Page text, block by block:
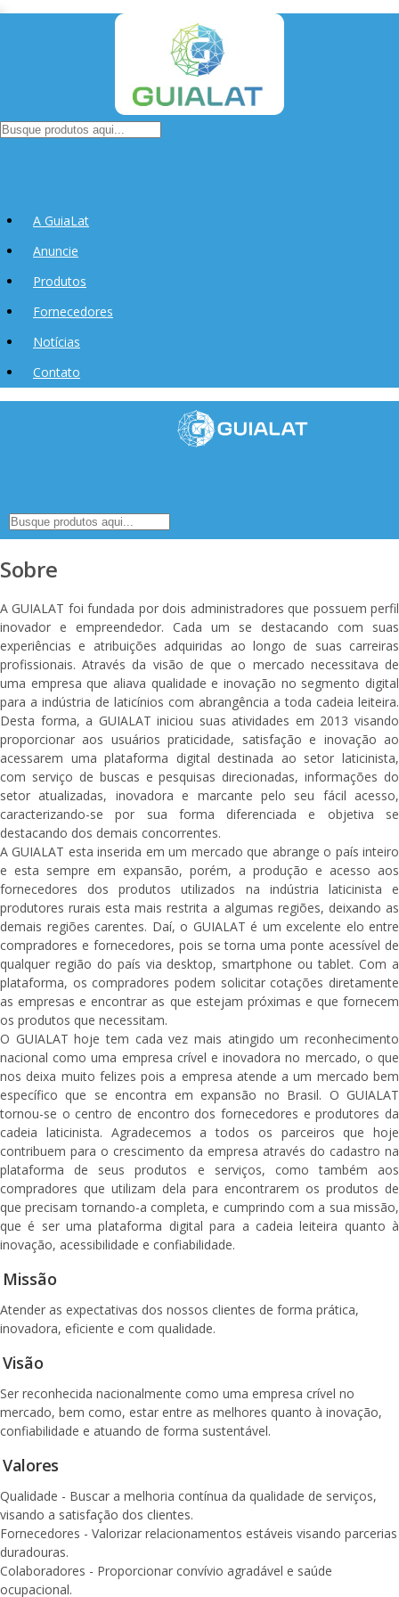
A GuiaLat
Anuncie
Produtos
Fornecedores
Notícias
Contato
Sobre
A GUIALAT foi fundada por dois administradores que possuem perfil
inovador e empreendedor. Cada um se destacando com suas
experiências e atribuições adquiridas ao longo de suas carreiras
profissionais. Através da visão de que o mercado necessitava de
uma empresa que aliava qualidade e inovação no segmento digital
para a indústria de laticínios com abrangência a toda cadeia leiteira.
Desta forma, a GUIALAT iniciou suas atividades em 2013 visando
proporcionar aos usuários praticidade, satisfação e inovação ao
acessarem uma plataforma digital destinada ao setor laticinista,
com serviço de buscas e pesquisas direcionadas, informações do
setor atualizadas, inovadora e marcante pelo seu fácil acesso,
caracterizando-se por sua forma diferenciada e objetiva se
destacando dos demais concorrentes.
A GUIALAT esta inserida em um mercado que abrange o país inteiro
e esta sempre em expansão, porém, a produção e acesso aos
fornecedores dos produtos utilizados na indústria laticinista e
produtores rurais esta mais restrita a algumas regiões, deixando as
demais regiões carentes. Daí, o GUIALAT é um excelente elo entre
compradores e fornecedores, pois se torna uma ponte acessível de
qualquer região do país via desktop, smartphone ou tablet. Com a
plataforma, os compradores podem solicitar cotações diretamente
as empresas e encontrar as que estejam próximas e que fornecem
os produtos que necessitam.
O GUIALAT hoje tem cada vez mais atingido um reconhecimento
nacional como uma empresa crível e inovadora no mercado, o que
nos deixa muito felizes pois a empresa atende a um mercado bem
específico que se encontra em expansão no Brasil. O GUIALAT
tornou-se o centro de encontro dos fornecedores e produtores da
cadeia laticinista. Agradecemos a todos os parceiros que hoje
contribuem para o crescimento da empresa através do cadastro na
plataforma de seus produtos e serviços, como também aos
compradores que utilizam dela para encontrarem os produtos de
que precisam tornando-a completa, e cumprindo com a sua missão,
que é ser uma plataforma digital para a cadeia leiteira quanto à
inovação, acessibilidade e confiabilidade.
Missão
Atender as expectativas dos nossos clientes de forma prática,
inovadora, eficiente e com qualidade.
Visão
Ser reconhecida nacionalmente como uma empresa crível no
mercado, bem como, estar entre as melhores quanto à inovação,
confiabilidade e atuando de forma sustentável.
Valores
Qualidade - Buscar a melhoria contínua da qualidade de serviços,
visando a satisfação dos clientes.
Fornecedores - Valorizar relacionamentos estáveis visando parcerias
duradouras.
Colaboradores - Proporcionar convívio agradável e saúde
ocupacional.